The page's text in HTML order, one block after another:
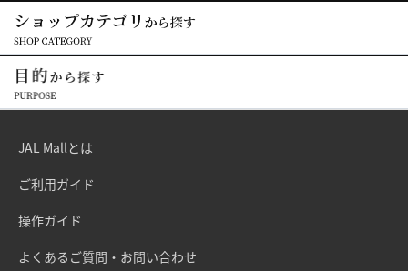
JAL Mallとは
ご利用ガイド
操作ガイド
よくあるご質問・お問い合わせ